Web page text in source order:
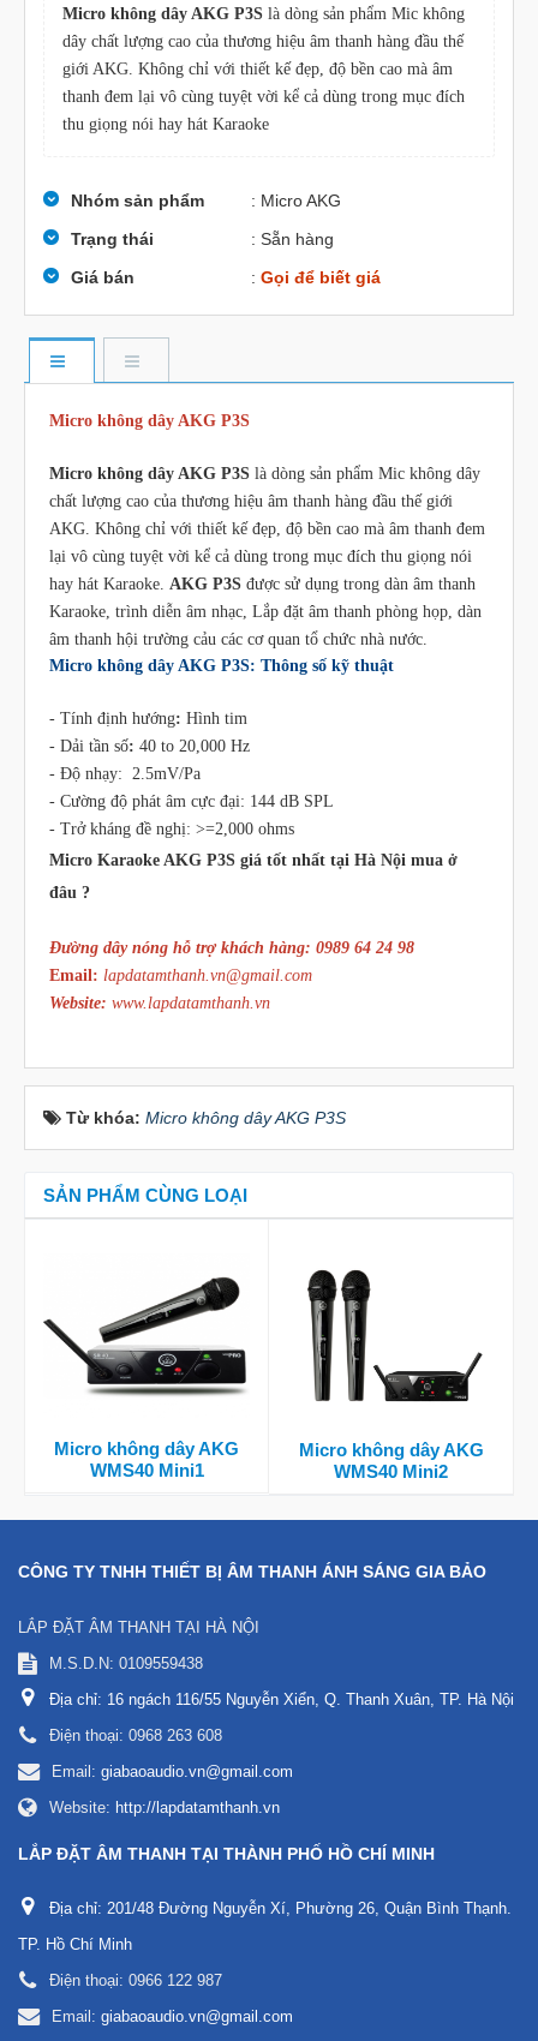
Micro không dây AKG P3S là dòng sản phẩm Mic không
dây chất lượng cao của thương hiệu âm thanh hàng đầu thế
giới AKG. Không chỉ với thiết kế đẹp, độ bền cao mà âm
thanh đem lại vô cùng tuyệt vời kể cả dùng trong mục đích
thu giọng nói hay hát Karaoke
Nhóm sản phẩm
: Micro AKG
Trạng thái
: Sẵn hàng
Giá bán
: Gọi để biết giá
Micro không dây AKG P3S
Micro không dây AKG P3S là dòng sản phẩm Mic không dây
chất lượng cao của thương hiệu âm thanh hàng đầu thế giới
AKG. Không chỉ với thiết kế đẹp, độ bền cao mà âm thanh đem
lại vô cùng tuyệt vời kể cả dùng trong mục đích thu giọng nói
hay hát Karaoke. AKG P3S được sử dụng trong dàn âm thanh
Karaoke, trình diễn âm nhạc, Lắp đặt âm thanh phòng họp, dàn
âm thanh hội trường cảu các cơ quan tổ chức nhà nước.
Micro không dây AKG P3S: Thông số kỹ thuật
- Tính định hướng: Hình tim
- Dải tần số: 40 to 20,000 Hz
- Độ nhạy: 2.5mV/Pa
- Cường độ phát âm cực đại: 144 dB SPL
- Trở kháng đề nghị: >=2,000 ohms
Micro Karaoke AKG P3S giá tốt nhất tại Hà Nội mua ở
đâu ?
Đường dây nóng hỗ trợ khách hàng: 0989 64 24 98
Email: lapdatamthanh.vn@gmail.com
Website: www.lapdatamthanh.vn
Từ khóa: Micro không dây AKG P3S
SẢN PHẨM CÙNG LOẠI
Micro không dây AKG
WMS40 Mini1
Micro không dây AKG
WMS40 Mini2
CÔNG TY TNHH THIẾT BỊ ÂM THANH ÁNH SÁNG GIA BẢO
LẮP ĐẶT ÂM THANH TẠI HÀ NỘI
M.S.D.N: 0109559438
Địa chỉ: 16 ngách 116/55 Nguyễn Xiển, Q. Thanh Xuân, TP. Hà Nội
Điện thoại: 0968 263 608
Email: giabaoaudio.vn@gmail.com
Website: http://lapdatamthanh.vn
LẮP ĐẶT ÂM THANH TẠI THÀNH PHỐ HỒ CHÍ MINH
Địa chỉ: 201/48 Đường Nguyễn Xí, Phường 26, Quận Bình Thạnh.
TP. Hồ Chí Minh
Điện thoại: 0966 122 987
Email: giabaoaudio.vn@gmail.com